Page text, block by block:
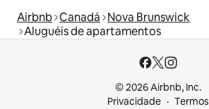
Airbnb Canadá Nova Brunswick
Aluguéis de apartamentos
© 2026 Airbnb, Inc.
Privacidade
Termos